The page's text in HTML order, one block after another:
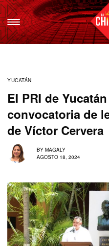
YUCATÁN
El PRI de
convocatoria de
de Víctor Cervera
BY MAGALY
AGOSTO 18, 2024